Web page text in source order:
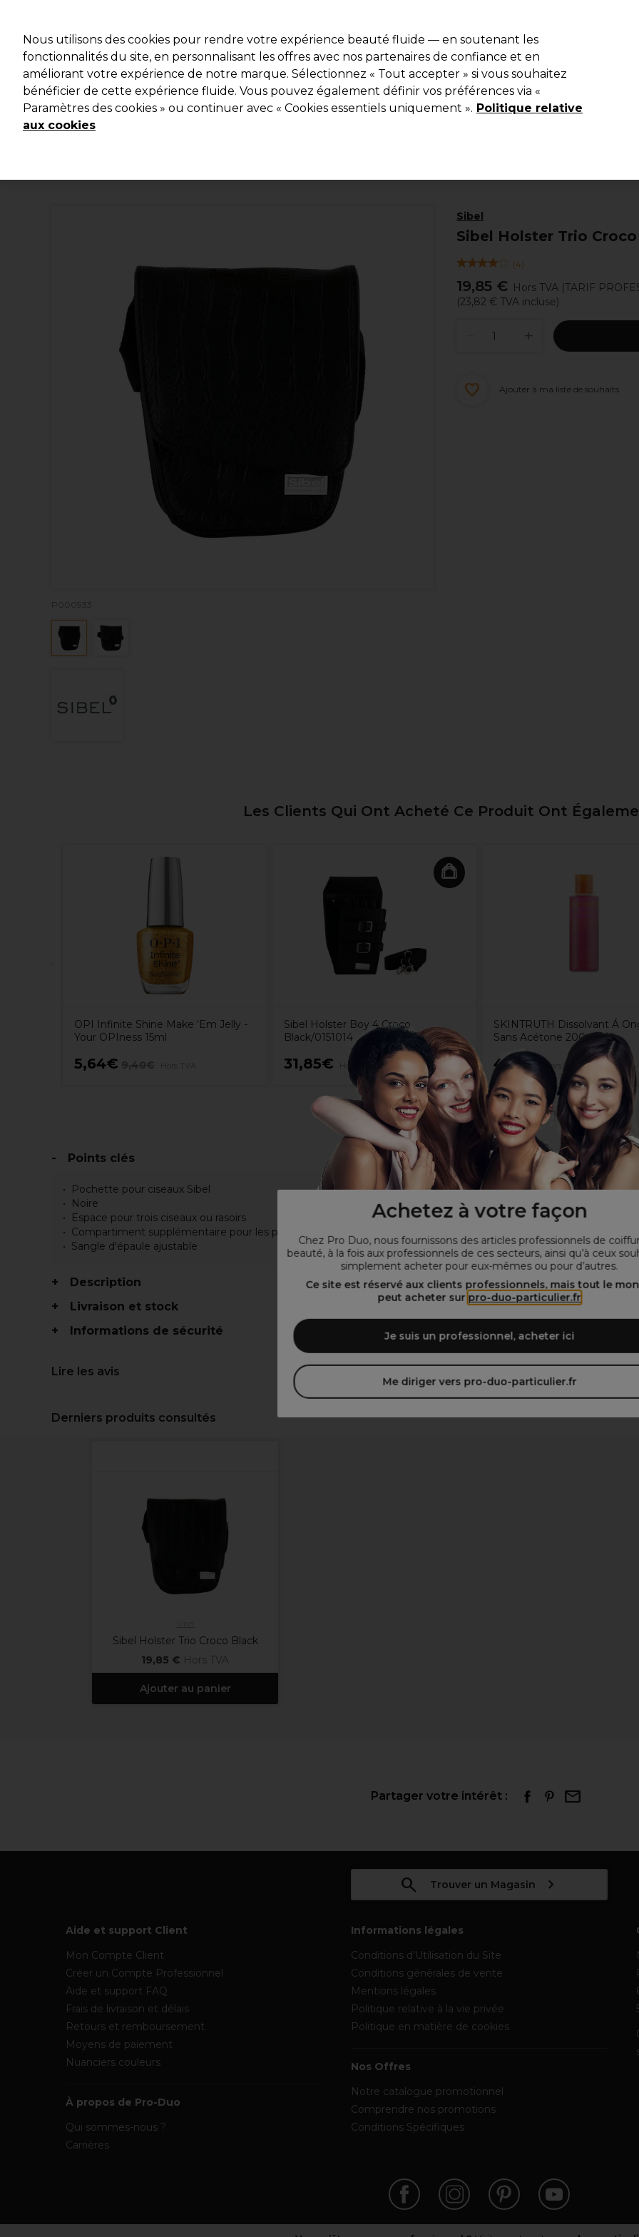
Achetez à votre façon
Chez Pro Duo, nous fournissons des articles professionnels de
beauté, à la fois aux professionnels de ces secteurs, ainsi qu’à ceux
simplement acheter pour eux-mêmes ou pour d’autres.
Ce site est réservé aux clients professionnels, mais tout le
peut acheter sur pro-duo-particulier.fr
Je suis un professionnel, acheter ici
Me diriger vers pro-duo-particulier.fr
Rechercher
Marques
Bons plans Coiffure Electro et Matériel Equipement de salon Beauté Hommes
Livraison et délais
Sibel
Sibel Holster Trio
(4)
19,85 € Hors TVA (TARIF
(23,82 € TVA incluse)
P000933
Ajouter à ma liste de souhaits
Les Clients Qui Ont Acheté Ce Produit Ont
OPI Infinite Shine Make ‘Em Jelly -
Your OPIness 15ml
5,64€
Sibel Holster Boy 4 Croco
Black/0151014
31,85€
SKINTRUTH Dissolvant Á
Sans Acétone 200ml
4,45€ Hors TVA
Points clés
Pochette pour ciseaux Sibel
Noire
Espace pour trois ciseaux ou rasoirs
Compartiment supplémentaire pour les peignes
Sangle d'épaule ajustable
Description
Livraison et stock
Informations de sécurité
Lire les avis
Derniers produits consultés
Sibel Holster Trio Croco Black
19,85 € Hors TVA
Ajouter au panier
Partager votre intérêt :
Trouver un Magasin
Aide et support Client
Mon Compte Client
Créer un Compte Professionnel
Aide et support FAQ
Frais de livraison et délais
Retours et remboursement
Moyens de paiement
Nuanciers couleurs
À propos de Pro-Duo
Qui sommes-nous ?
Carrières
Informations légales
Conditions d’Utilisation du Site
Conditions générales de vente
Mentions légales
Politique relative à la vie privée
Politique en matière de cookies
Nos Offres
Notre catalogue promotionnel
Comprendre nos promotions
Conditions Spécifiques
Nous utilisons des cookies pour rendre votre expérience beauté fluide — en soutenant les
fonctionnalités du site, en personnalisant les offres avec nos partenaires de confiance et en
améliorant votre expérience de notre marque. Sélectionnez « Tout accepter » si vous souhaitez
bénéficier de cette expérience fluide. Vous pouvez également définir vos préférences via «
Paramètres des cookies » ou continuer avec « Cookies essentiels uniquement ». Politique relative
aux cookies